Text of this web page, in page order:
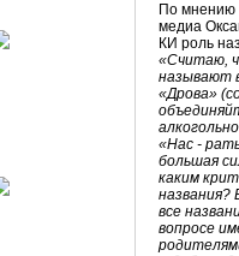
По мнению
медиа
КИ роль
«Считаю,
называют
«Дрова»
«Нас -
большая
каким
названия?
все
вопросе